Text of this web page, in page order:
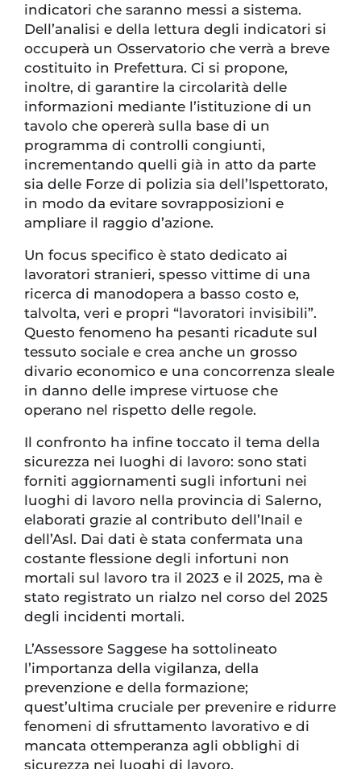
indicatori che saranno messi a sistema.
Dell’analisi e della lettura degli indicatori si
occuperà un Osservatorio che verrà a breve
costituito in Prefettura. Ci si propone,
inoltre, di garantire la circolarità delle
informazioni mediante l’istituzione di un
tavolo che opererà sulla base di un
programma di controlli congiunti,
incrementando quelli già in atto da parte
sia delle Forze di polizia sia dell’Ispettorato,
in modo da evitare sovrapposizioni e
ampliare il raggio d’azione.
Un focus specifico è stato dedicato ai
lavoratori stranieri, spesso vittime di una
ricerca di manodopera a basso costo e,
talvolta, veri e propri “lavoratori invisibili”.
Questo fenomeno ha pesanti ricadute sul
tessuto sociale e crea anche un grosso
divario economico e una concorrenza sleale
in danno delle imprese virtuose che
operano nel rispetto delle regole.
Il confronto ha infine toccato il tema della
sicurezza nei luoghi di lavoro: sono stati
forniti aggiornamenti sugli infortuni nei
luoghi di lavoro nella provincia di Salerno,
elaborati grazie al contributo dell’Inail e
dell’Asl. Dai dati è stata confermata una
costante flessione degli infortuni non
mortali sul lavoro tra il 2023 e il 2025, ma è
stato registrato un rialzo nel corso del 2025
degli incidenti mortali.
L’Assessore Saggese ha sottolineato
l’importanza della vigilanza, della
prevenzione e della formazione;
quest’ultima cruciale per prevenire e ridurre
fenomeni di sfruttamento lavorativo e di
mancata ottemperanza agli obblighi di
sicurezza nei luoghi di lavoro.